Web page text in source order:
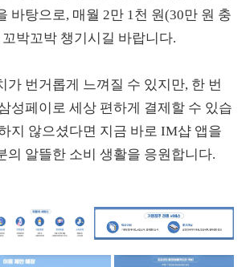
바탕으로, 매월 2만 1천 원(30만 원 충
박꼬박 챙기시길 바랍니다.
가 번거롭게 느껴질 수 있지만, 한 번
성페이로 세상 편하게 결제할 수 있습
지 않으셨다면 지금 바로 IM샵 앱을
의 알뜰한 소비 생활을 응원합니다.